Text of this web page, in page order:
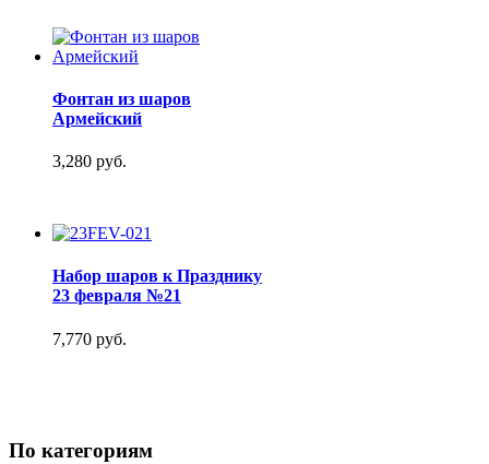
Фонтан из шаров
Армейский
3,280 руб.
Набор шаров к Празднику
23 февраля №21
7,770 руб.
По категориям